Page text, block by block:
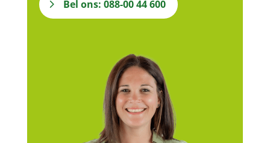
Bel ons: 088-00 44 600